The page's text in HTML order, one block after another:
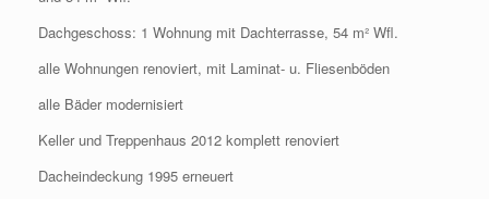
Dachgeschoss: 1 Wohnung mit Dachterrasse, 54 m² Wfl.
alle Wohnungen renoviert, mit Laminat- u. Fliesenböden
alle Bäder modernisiert
Keller und Treppenhaus 2012 komplett renoviert
Dacheindeckung 1995 erneuert